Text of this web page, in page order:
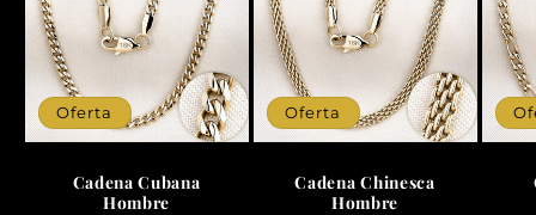
Oferta
Cadena Cubana
Hombre
Oferta
Cadena Chinesca
Hombre